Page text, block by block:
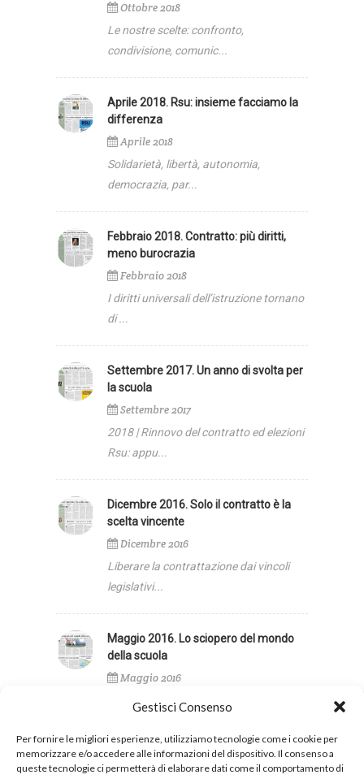
Gestisci Consenso
Per fornire le migliori esperienze, utilizziamo tecnologie come i cookie per
memorizzare e/o accedere alle informazioni del dispositivo. Il consenso a
queste tecnologie ci permetterà di elaborare dati come il comportamento di
Ottobre 2018
Le nostre scelte: confronto,
condivisione, comunic...
Aprile 2018. Rsu: insieme facciamo la
differenza
Aprile 2018
Solidarietà, libertà, autonomia,
democrazia, par...
Febbraio 2018. Contratto: più diritti,
meno burocrazia
Febbraio 2018
I diritti universali dell’istruzione tornano
di ...
Settembre 2017. Un anno di svolta per
la scuola
Settembre 2017
2018 | Rinnovo del contratto ed elezioni
Rsu: appu...
Dicembre 2016. Solo il contratto è la
scelta vincente
Dicembre 2016
Liberare la contrattazione dai vincoli
legislativi...
Maggio 2016. Lo sciopero del mondo
della scuola
Maggio 2016
Il governo cambi verso: bisogna rendere